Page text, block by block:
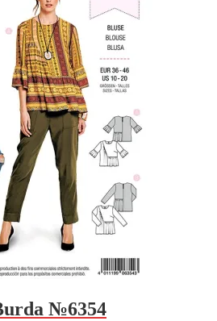
№6354